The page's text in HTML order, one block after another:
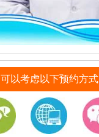
可以考虑以下预约方式